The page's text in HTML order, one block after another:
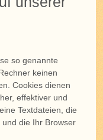
so genannte
keinen
Cookies dienen
effektiver und
Textdateien, die
die Ihr Browser